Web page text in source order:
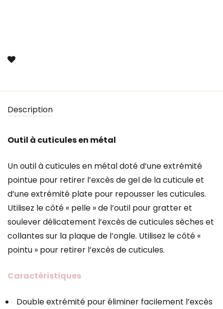
Description
Outil à cuticules en métal
Un outil à cuticules en métal doté d’une extrémité
pointue pour retirer l’excès de gel de la cuticule et
d’une extrémité plate pour repousser les cuticules.
Utilisez le côté « pelle » de l’outil pour gratter et
soulever délicatement l’excès de cuticules sèches et
collantes sur la plaque de l’ongle. Utilisez le côté «
pointu » pour retirer l’excès de cuticules.
Caractéristiques
Double extrémité pour éliminer facilement l’excès